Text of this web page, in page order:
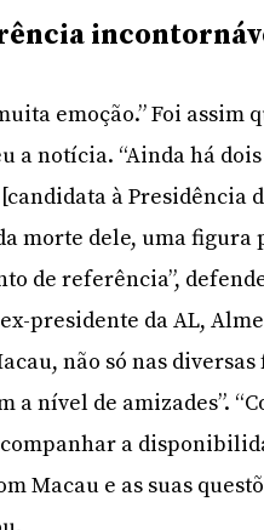
emoção.” Foi
a notícia. “Ainda há
à Presidência
morte dele, uma
de referência”,
presidente da AL,
não só nas
a nível de amizades”.
a
Macau e as suas